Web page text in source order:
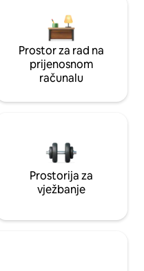
Prostor za rad na
prijenosnom
računalu
Prostorija za
vježbanje